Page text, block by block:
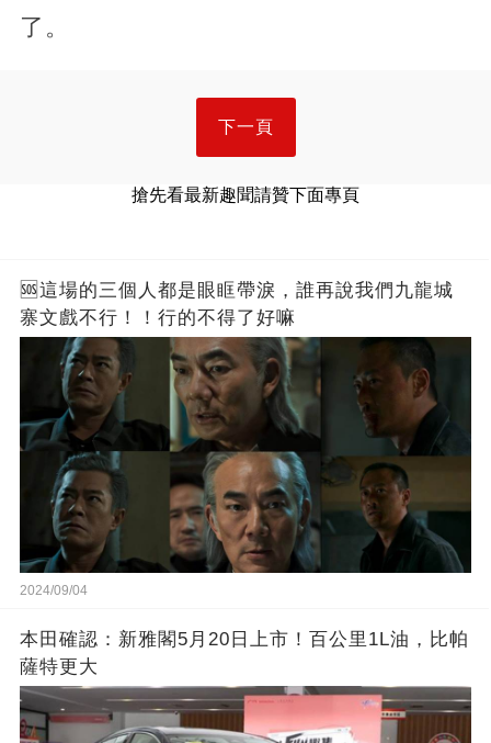
了。
下一頁
搶先看最新趣聞請贊下面專頁
🆘這場的三個人都是眼眶帶淚，誰再說我們九龍城
寨文戲不行！！行的不得了好嘛
2024/09/04
本田確認：新雅閣5月20日上市！百公里1L油，比帕
薩特更大